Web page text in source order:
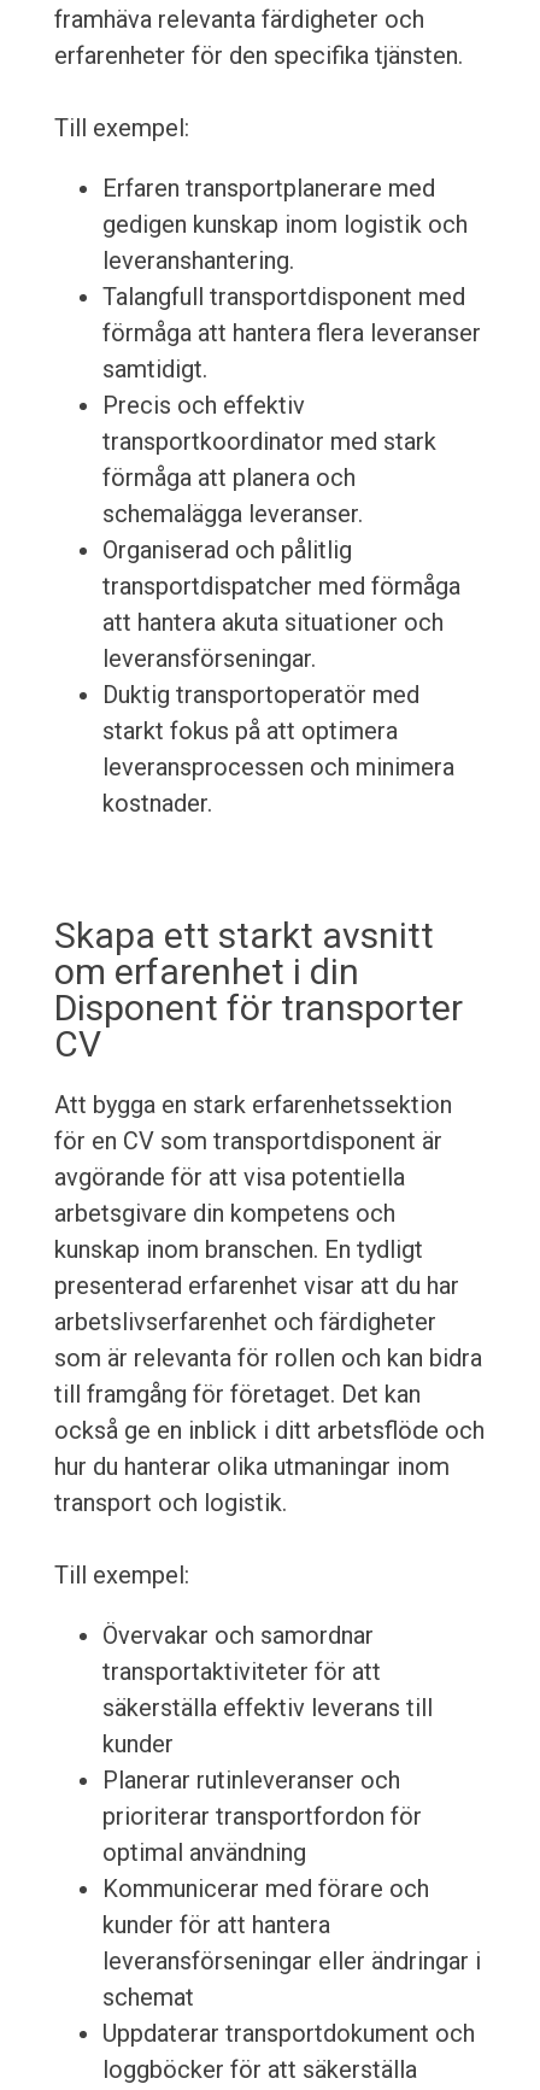
framhäva relevanta färdigheter och
erfarenheter för den specifika tjänsten.
Till exempel:
Erfaren transportplanerare med
gedigen kunskap inom logistik och
leveranshantering.
Talangfull transportdisponent med
förmåga att hantera flera leveranser
samtidigt.
Precis och effektiv
transportkoordinator med stark
förmåga att planera och
schemalägga leveranser.
Organiserad och pålitlig
transportdispatcher med förmåga
att hantera akuta situationer och
leveransförseningar.
Duktig transportoperatör med
starkt fokus på att optimera
leveransprocessen och minimera
kostnader.
Skapa ett starkt avsnitt
om erfarenhet i din
Disponent för transporter
CV
Att bygga en stark erfarenhetssektion
för en CV som transportdisponent är
avgörande för att visa potentiella
arbetsgivare din kompetens och
kunskap inom branschen. En tydligt
presenterad erfarenhet visar att du har
arbetslivserfarenhet och färdigheter
som är relevanta för rollen och kan bidra
till framgång för företaget. Det kan
också ge en inblick i ditt arbetsflöde och
hur du hanterar olika utmaningar inom
transport och logistik.
Till exempel:
Övervakar och samordnar
transportaktiviteter för att
säkerställa effektiv leverans till
kunder
Planerar rutinleveranser och
prioriterar transportfordon för
optimal användning
Kommunicerar med förare och
kunder för att hantera
leveransförseningar eller ändringar i
schemat
Uppdaterar transportdokument och
loggböcker för att säkerställa